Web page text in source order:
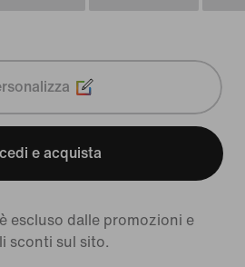
e acquista
escluso dalle promozioni e
sconti sul sito.